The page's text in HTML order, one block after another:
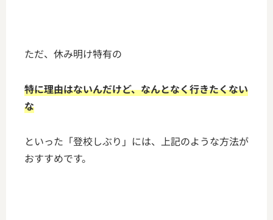
ただ、休み明け特有の
特に理由はないんだけど、なんとなく行きたくない
な
といった「登校しぶり」には、上記のような方法が
おすすめです。